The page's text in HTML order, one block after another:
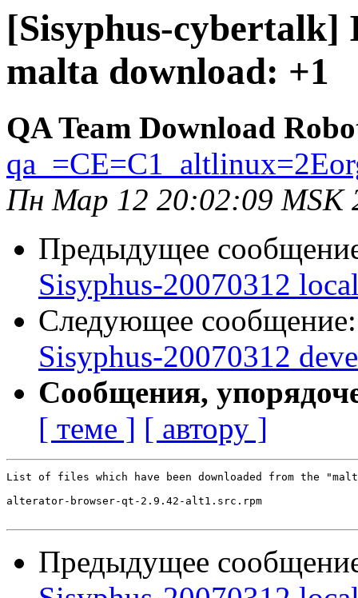
[Sisyphus-cybertalk]
malta download: +1
QA Team Download
Пн Мар 12 20:02:09 MSK
Предыдущее
Sisyphus-20070312
Следующее
Sisyphus-20070312
Сообщения,
[ теме ] [ автору ]
List of files which have been downloaded from the
alterator-browser-qt-2.9.42-alt1.src.rpm
Предыдущее